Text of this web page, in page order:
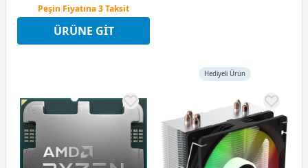
Peşin Fiyatına 3 Taksit
12 Ay x 282 TL taksitle
Peşin Fiyatına 3 Taksit
ÜRÜNE GIT
Hediyeli Ürün